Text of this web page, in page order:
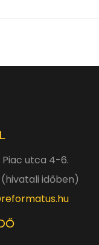
utca 4-6.
(hivatali időben)